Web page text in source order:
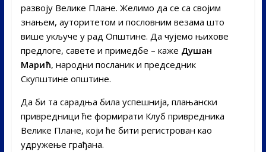
развоју Велике Плане. Желимо да се са својим
знањем, ауторитетом и пословним везама што
више укључе у рад Општине. Да чујемо њихове
предлоге, савете и примедбе – каже Душан
Марић, народни посланик и председник
Скупштине општине.
Да би та сарадња била успешнија, плањански
привредници ће формирати Клуб привредника
Велике Плане, који ће бити регистрован као
удружење грађана.